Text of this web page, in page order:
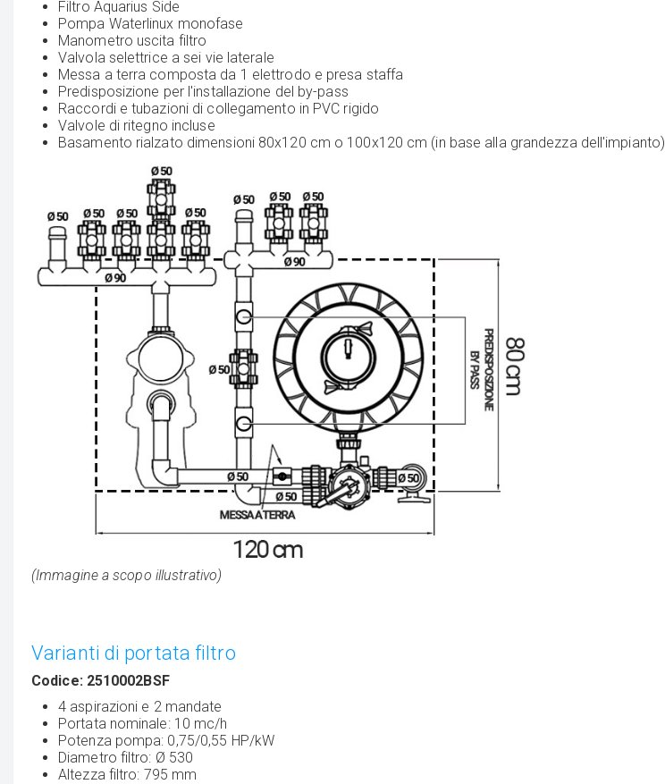
Filtro Aquarius Side
Pompa Waterlinux monofase
Manometro uscita filtro
Valvola selettrice a sei vie laterale
Messa a terra composta da 1 elettrodo e presa staffa
Predisposizione per l'installazione del by-pass
Raccordi e tubazioni di collegamento in PVC rigido
Valvole di ritegno incluse
Basamento rialzato dimensioni 80x120 cm o 100x120 cm (in base alla grandezza dell'impianto)
(Immagine a scopo illustrativo)
Varianti di portata filtro
Codice: 2510002BSF
4 aspirazioni e 2 mandate
Portata nominale: 10 mc/h
Potenza pompa: 0,75/0,55 HP/kW
Diametro filtro: Ø 530
Altezza filtro: 795 mm